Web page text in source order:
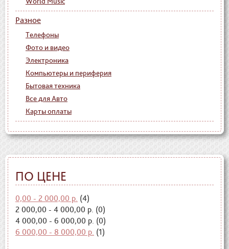
Разное
Телефоны
Фото и видео
Электроника
Компьютеры и периферия
Бытовая техника
Все для Авто
Карты оплаты
ПО ЦЕНЕ
0,00 - 2 000,00 р. (4)
2 000,00 - 4 000,00 р. (0)
4 000,00 - 6 000,00 р. (0)
6 000,00 - 8 000,00 р. (1)